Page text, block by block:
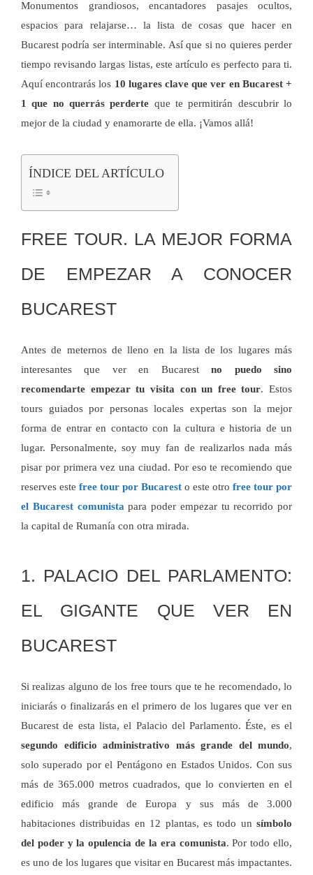
Monumentos grandiosos, encantadores pasajes ocultos,
espacios para relajarse… la lista de cosas que hacer en
Bucarest podría ser interminable. Así que si no quieres perder
tiempo revisando largas listas, este artículo es perfecto para ti.
Aquí encontrarás los 10 lugares clave que ver en Bucarest +
1 que no querrás perderte que te permitirán descubrir lo
mejor de la ciudad y enamorarte de ella. ¡Vamos allá!
ÍNDICE DEL ARTÍCULO
FREE TOUR. LA MEJOR FORMA
DE EMPEZAR A CONOCER
BUCAREST
Antes de meternos de lleno en la lista de los lugares más
interesantes que ver en Bucarestno puedo sino
recomendarte empezar tu visita con un free tour. Estos
tours guiados por personas locales expertas son la mejor
forma de entrar en contacto con la cultura e historia de un
lugar. Personalmente, soy muy fan de realizarlos nada más
pisar por primera vez una ciudad. Por eso te recomiendo que
reserves este free tour por Bucarest o este otro free tour por
el Bucarest comunista para poder empezar tu recorrido por
la capital de Rumanía con otra mirada.
1. PALACIO DEL PARLAMENTO:
EL GIGANTE QUE VER EN
BUCAREST
Si realizas alguno de los free tours que te he recomendado, lo
iniciarás o finalizarás en el primero de los lugares que ver en
Bucarest de esta lista, el Palacio del Parlamento. Éste, es el
segundo edificio administrativo más grande del mundo,
solo superado por el Pentágono en Estados Unidos. Con sus
más de 365.000 metros cuadrados, que lo convierten en el
edificio más grande de Europa y sus más de 3.000
habitaciones distribuidas en 12 plantas, es todo un símbolo
del poder y la opulencia de la era comunista. Por todo ello,
es uno de los lugares que visitar en Bucarest más impactantes.